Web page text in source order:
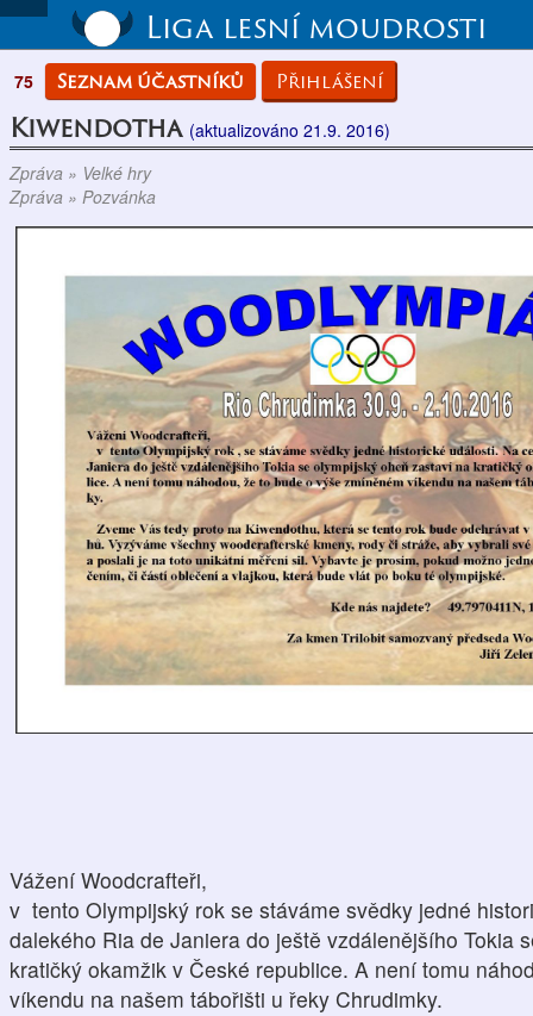
Liga lesní moudrosti
75 Seznam účastníků Přihlášení
Kiwendotha (aktualizováno 21.9. 2016)
Zpráva » Velké hry
Zpráva » Pozvánka
Vážení Woodcrafteři,
v tento Olympijský rok se stáváme svědky jedné
dalekého Ria de Janiera do ještě vzdálenějšího Tokia
kratičký okamžik v České republice. A není tomu
víkendu na našem tábořišti u řeky Chrudimky.